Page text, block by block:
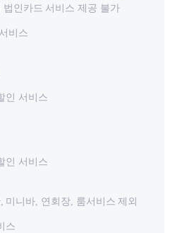
인카드 서비스 제공 불가
비스
인 서비스
인 서비스
니바, 연회장, 룸서비스 제외
스